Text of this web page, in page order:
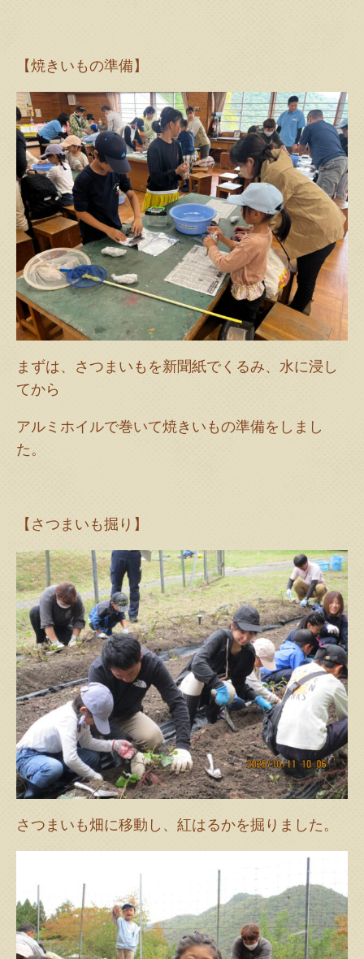
【焼きいもの準備】
まずは、さつまいもを新聞紙でくるみ、水に浸し
てから
アルミホイルで巻いて焼きいもの準備をしまし
た。
【さつまいも掘り】
さつまいも畑に移動し、紅はるかを掘りました。